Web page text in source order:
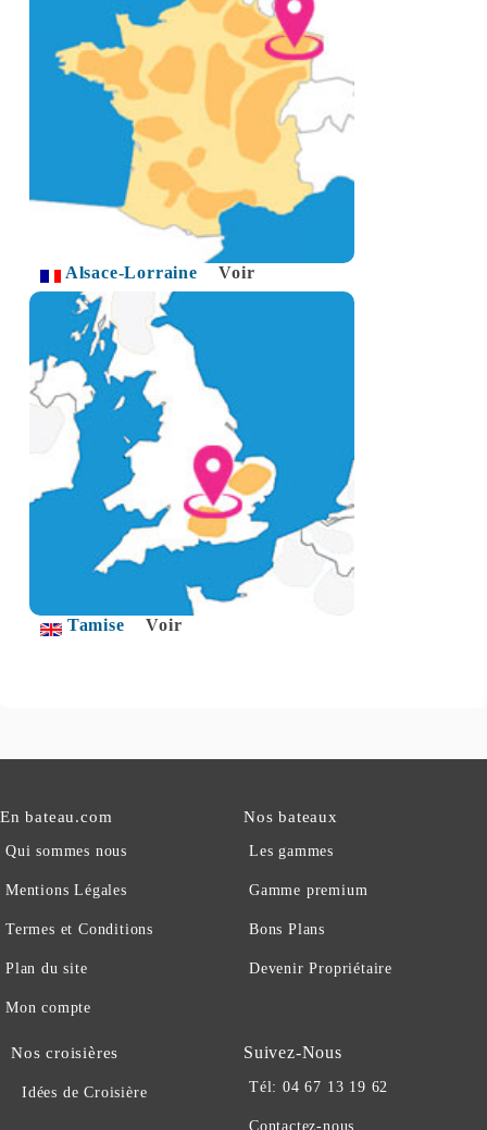
Alsace-Lorraine Voir
Tamise Voir
En bateau.com
Qui sommes nous
Mentions Légales
Termes et Conditions
Plan du site
Mon compte
Nos bateaux
Les gammes
Gamme premium
Bons Plans
Devenir Propriétaire
Nos croisières
Idées de Croisière
Suivez-Nous
Tél: 04 67 13 19 62
Contactez-nous